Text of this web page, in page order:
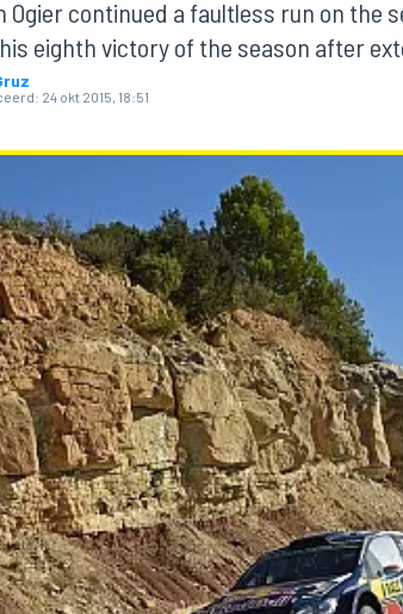
Ogier continued a faultless run on the
eighth victory of the season after
24 okt 2015, 18:51